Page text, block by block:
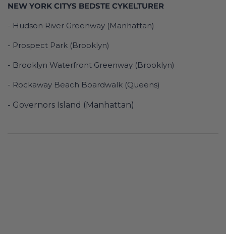
NEW YORK CITYS BEDSTE CYKELTURER
- Hudson River Greenway (Manhattan)
- Prospect Park (Brooklyn)
- Brooklyn Waterfront Greenway (Brooklyn)
- Rockaway Beach Boardwalk (Queens)
- Governors Island (Manhattan)